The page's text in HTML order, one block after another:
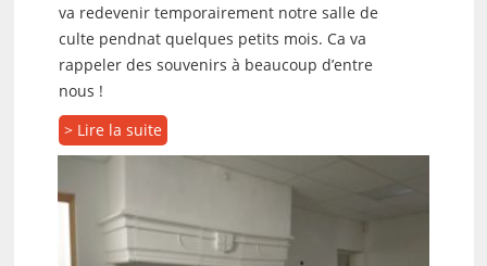
va redevenir temporairement notre salle de
culte pendnat quelques petits mois. Ca va
rappeler des souvenirs à beaucoup d’entre
nous !
> Lire la suite